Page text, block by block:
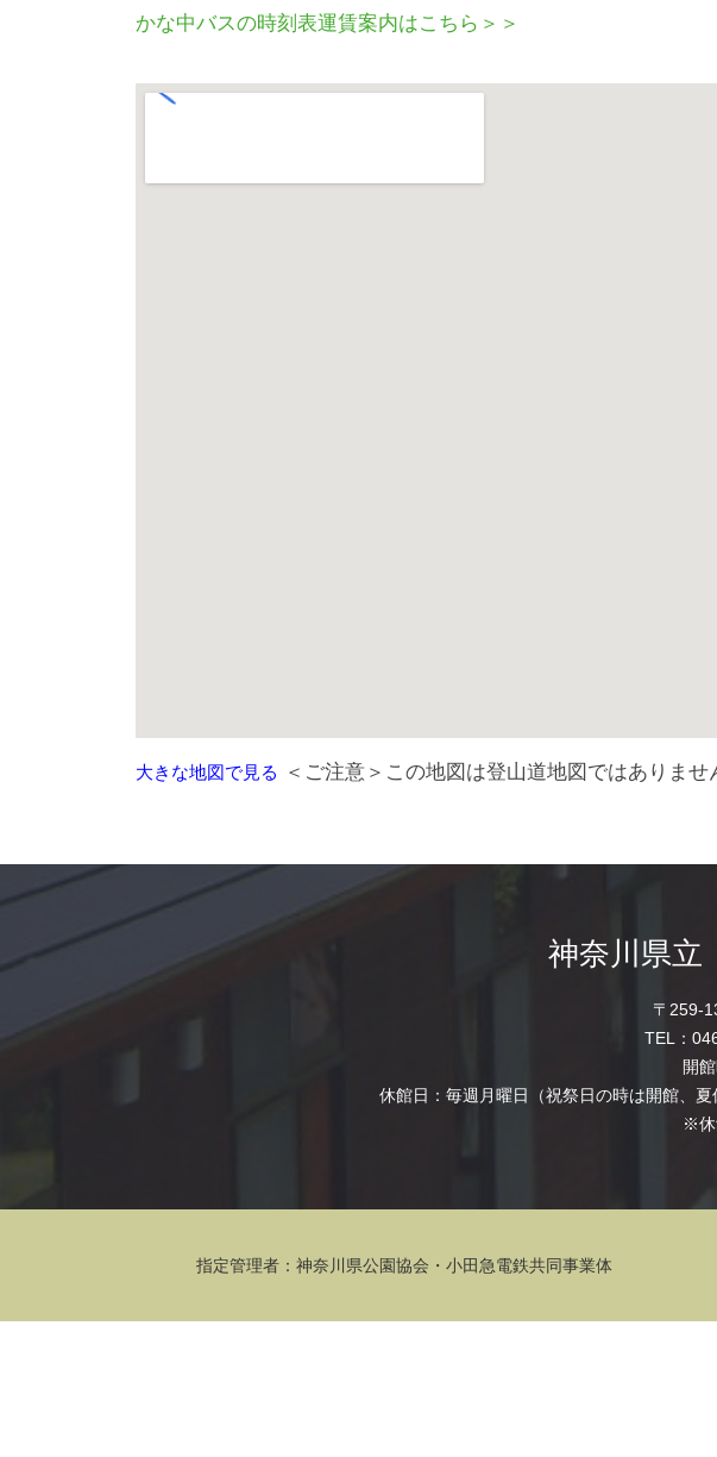
かな中バスの時刻表運賃案内はこちら＞＞
大きな地図で見る ＜ご注意＞この地図は登山道地図ではありま
神奈川県
〒259-
TEL：
開
休館日：毎週月曜日（祝祭日の時は開館、
※休館日
指定管理者： 神奈川県公園協会 ・ 小田急電鉄共同事業体